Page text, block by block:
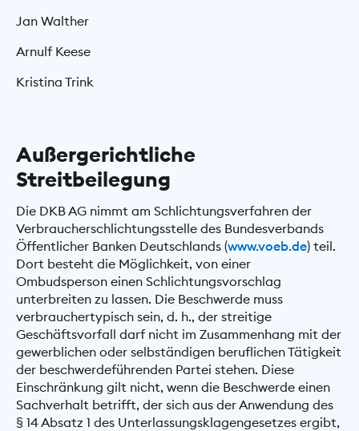
Jan Walther
Arnulf Keese
Kristina Trink
Außergerichtliche
Streitbeilegung
Die DKB AG nimmt am Schlichtungsverfahren der
Verbraucherschlichtungsstelle des Bundesverbands
Öffentlicher Banken Deutschlands (www.voeb.de) teil.
Dort besteht die Möglichkeit, von einer
Ombudsperson einen Schlichtungsvorschlag
unterbreiten zu lassen. Die Beschwerde muss
verbrauchertypisch sein, d. h., der streitige
Geschäftsvorfall darf nicht im Zusammenhang mit der
gewerblichen oder selbständigen beruflichen Tätigkeit
der beschwerdeführenden Partei stehen. Diese
Einschränkung gilt nicht, wenn die Beschwerde einen
Sachverhalt betrifft, der sich aus der Anwendung des
§ 14 Absatz 1 des Unterlassungsklagengesetzes ergibt,